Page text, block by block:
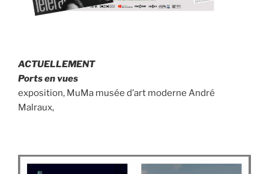
ACTUELLEMENT
Ports en vues
exposition, MuMa musée d’art moderne André
Malraux,